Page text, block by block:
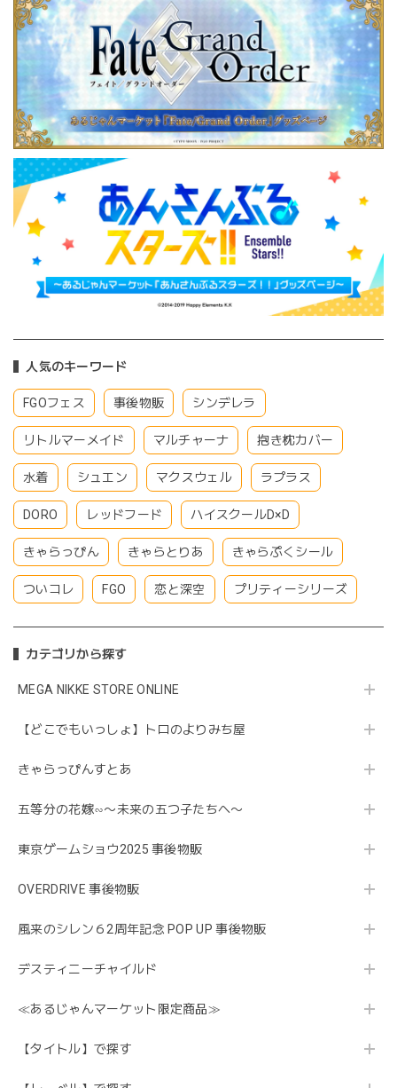
人気のキーワード
FGOフェス 事後物販 シンデレラ
リトルマーメイド マルチャーナ 抱き枕カバー
水着 シュエン マクスウェル ラプラス
DORO レッドフード ハイスクールD×D
きゃらっぴん きゃらとりあ きゃらぷくシール
ついコレ FGO 恋と深空 プリティーシリーズ
カテゴリから探す
MEGA NIKKE STORE ONLINE
【どこでもいっしょ】トロのよりみち屋
きゃらっぴんすとあ
五等分の花嫁∽〜未来の五つ子たちへ〜
東京ゲームショウ2025 事後物販
OVERDRIVE 事後物販
風来のシレン６2周年記念 POP UP 事後物販
デスティニーチャイルド
≪あるじゃんマーケット限定商品≫
【タイトル】で探す